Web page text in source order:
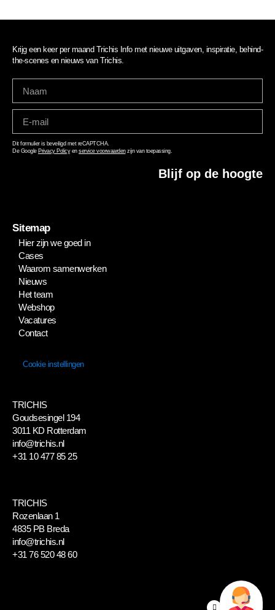
Krijg een keer per maand Trichis Info met nieuwe uitgaven, inspiratie, behind-
the-scenes en nieuws van Trichis.
Dit formulier is beveiligd met reCAPTCHA.
De Google Privacy Policyen service voorwaardenzijn van toepassing.
Blijf op de hoogte
Sitemap
Hier zijn we goed in
Cases
Waarom samenwerken
Nieuws
Het team
Webshop
Vacatures
Contact
Cookie instellingen
TRICHIS
Goudsesingel 194
3011 KD Rotterdam
info@trichis.nl
+31 10 477 85 25
TRICHIS
Rozenlaan 1
4835 PB Breda
info@trichis.nl
+31 76 520 48 60